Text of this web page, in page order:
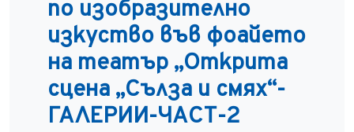
по изобразително
изкуство във фоайето
на театър „Открита
сцена „Сълза и смях“-
ГАЛЕРИИ-ЧАСТ-2